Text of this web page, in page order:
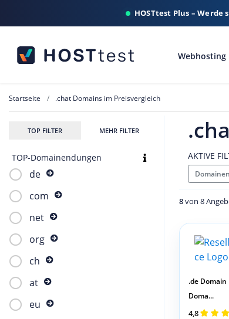
HOSTtest Plus –
Webhosting
Startseite .chat Domains im Preisvergleich
TOP FILTER MEHR FILTER
TOP-Domainendungen
de
com
net
org
ch
at
eu
AKTIVE
8von 8
.de Domain
Doma...
4,8